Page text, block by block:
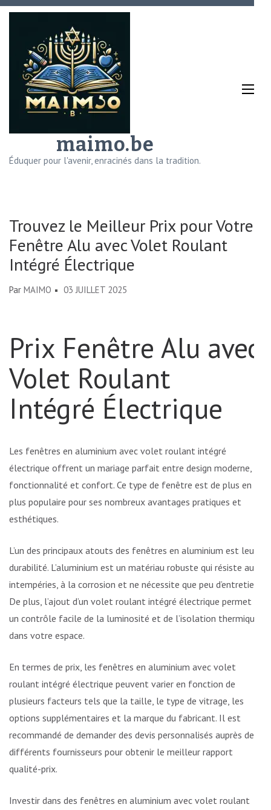
Aller
(Pressez
Entrée)
maimo.be
Éduquer pour l'avenir, enracinés dans la tradition.
Trouvez le Meilleur Prix pour Votre
Fenêtre Alu avec Volet Roulant
Intégré Électrique
Par MAIMO 03 JUILLET 2025
Prix Fenêtre Alu avec
Volet Roulant
Intégré Électrique
Les fenêtres en aluminium avec volet roulant intégré
électrique offrent un mariage parfait entre design moderne,
fonctionnalité et confort. Ce type de fenêtre est de plus en
plus populaire pour ses nombreux avantages pratiques et
esthétiques.
L’un des principaux atouts des fenêtres en aluminium est leur
durabilité. L’aluminium est un matériau robuste qui résiste aux
intempéries, à la corrosion et ne nécessite que peu d’entretien.
De plus, l’ajout d’un volet roulant intégré électrique permet
un contrôle facile de la luminosité et de l’isolation thermique
dans votre espace.
En termes de prix, les fenêtres en aluminium avec volet
roulant intégré électrique peuvent varier en fonction de
plusieurs facteurs tels que la taille, le type de vitrage, les
options supplémentaires et la marque du fabricant. Il est
recommandé de demander des devis personnalisés auprès de
différents fournisseurs pour obtenir le meilleur rapport
qualité-prix.
Investir dans des fenêtres en aluminium avec volet roulant